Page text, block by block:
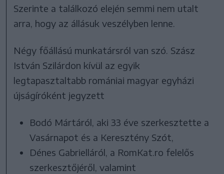
Szerinte a találkozó elején semmi nem utalt
arra, hogy az állásuk veszélyben lenne.
Négy főállású munkatársról van szó. Szász
István Szilárdon kívül az egyik
legtapasztaltabb romániai magyar egyházi
újságíróként jegyzett
Bodó Mártáról, aki 33 éve szerkesztette a
Vasárnapot és a Keresztény Szót,
Dénes Gabrielláról, a RomKat.ro felelős
szerkesztőjéről, valamint